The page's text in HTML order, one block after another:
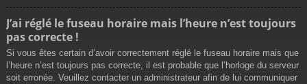
J’ai réglé le fuseau horaire mais l’heure n’est toujours
pas correcte !
Si vous êtes certain d’avoir correctement réglé le fuseau horaire mais que
l’heure n’est toujours pas correcte, il est probable que l’horloge du serveur
soit erronée. Veuillez contacter un administrateur afin de lui communiquer